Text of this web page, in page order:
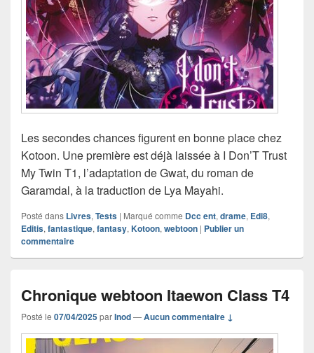
Les secondes chances figurent en bonne place chez
Kotoon. Une première est déjà laissée à I Don’T Trust
My Twin T1, l’adaptation de Gwat, du roman de
Garamdal, à la traduction de Lya Mayahi.
Posté dans Livres, Tests | Marqué comme Dcc ent, drame, Edi8,
Editis, fantastique, fantasy, Kotoon, webtoon | Publier un
commentaire
Chronique webtoon Itaewon Class T4
Posté le 07/04/2025parInod—Aucun commentaire ↓